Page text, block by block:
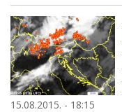
15.08.2015. - 18:15